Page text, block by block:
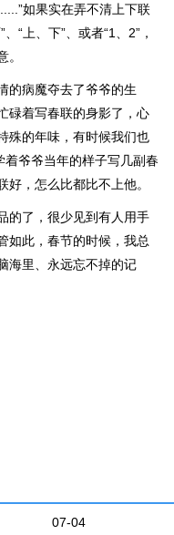
如果实在弄不清上下联
“上、下”、或者“1、2”，
的病魔夺去了爷爷的生
碌着写春联的身影了，心
殊的年味，有时候我们也
着爷爷当年的样子写几副春
，怎么比都比不上他。
的了，很少见到有人用手
如此，春节的时候，我总
海里、永远忘不掉的记
07-04